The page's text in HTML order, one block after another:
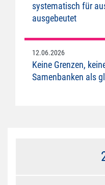
systematisch für
ausgebeutet
12.06.2026
Keine Grenzen,
Samenbanken als